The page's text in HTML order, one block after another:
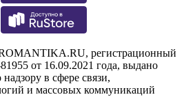
регистрационный
от 16.09.2021 года, выдано
в сфере связи,
и массовых коммуникаций